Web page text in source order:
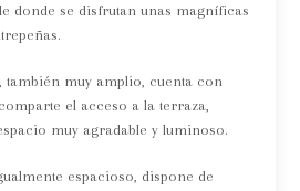
donde se disfrutan unas magníficas
, también muy amplio, cuenta con
el acceso a la terraza,
muy agradable y luminoso.
espacioso, dispone de